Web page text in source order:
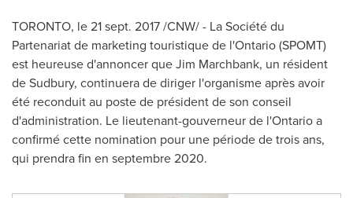
TORONTO, le 21 sept. 2017 /CNW/ - La Société du
Partenariat de marketing touristique de l'Ontario(SPOMT)
est heureuse d'annoncer queJim Marchbank, un résident
deSudbury, continuera de diriger l'organisme après avoir
été reconduit au poste de président de son conseil
d'administration. Le lieutenant-gouverneur de l'Ontarioa
confirmé cette nomination pour une période de trois ans,
qui prendra fin en septembre 2020.